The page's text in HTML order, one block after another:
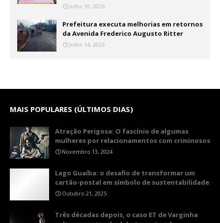
Julho 10, 2026
Prefeitura executa melhorias em retornos
da Avenida Frederico Augusto Ritter
Julho 14, 2026
MAIS POPULARES (ÚLTIMOS DIAS)
Atração Perigosa: O fascínio de algumas
mulheres por relacionamentos com criminosos
Novembro 13, 2024
Lago Guaíba: o desafio de transformar um
cartão-postal em símbolo de sustentabilidade
Outubro 21, 2025
Três décadas depois, o caso ET de Varginha